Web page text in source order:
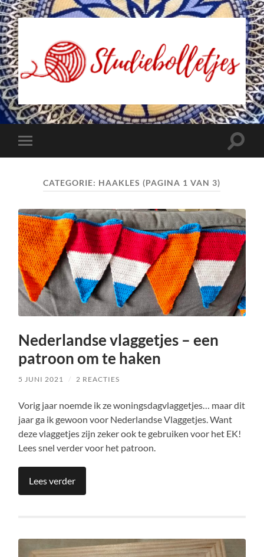
Studiebolletjes
Toggle
mobiel
Toggle
CATEGORIE: HAAKLES (PAGINA 1 VAN 3)
Nederlandse vlaggetjes – een
patroon om te haken
5 JUNI 2021 / 2 REACTIES
Vorig jaar noemde ik ze woningsdagvlaggetjes… maar dit
jaar ga ik gewoon voor Nederlandse Vlaggetjes. Want
deze vlaggetjes zijn zeker ook te gebruiken voor het EK!
Lees snel verder voor het patroon.
Lees verder